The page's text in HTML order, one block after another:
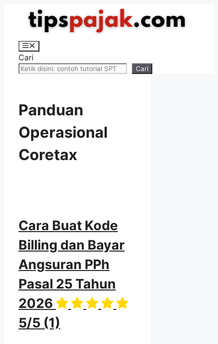
Langsung
Menu
Cari
Cari
Panduan
Operasional
Coretax
Cara Buat Kode
Billing dan Bayar
Angsuran PPh
Pasal 25 Tahun
2026
5/5 (1)